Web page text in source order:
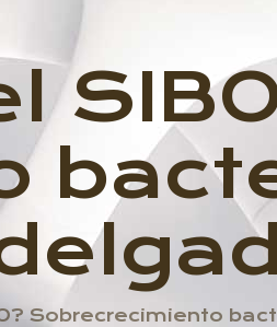
Sobrecrecimiento